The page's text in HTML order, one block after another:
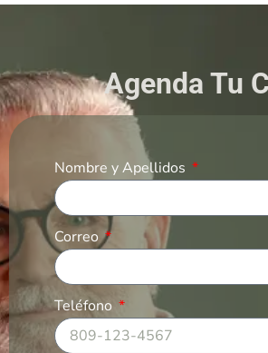
Agenda Tu
Nombre y Apellidos
Correo
Teléfono